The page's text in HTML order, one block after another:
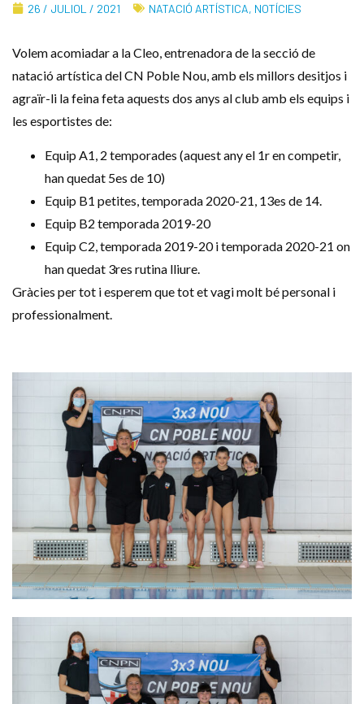
26 / JULIOL / 2021 NATACIÓ ARTÍSTICA, NOTÍCIES
Volem acomiadar a la Cleo, entrenadora de la secció de
natació artística del CN Poble Nou, amb els millors desitjos i
agraïr-li la feina feta aquests dos anys al club amb els equips i
les esportistes de:
Equip A1, 2 temporades (aquest any el 1r en competir,
han quedat 5es de 10)
Equip B1 petites, temporada 2020-21, 13es de 14.
Equip B2 temporada 2019-20
Equip C2, temporada 2019-20 i temporada 2020-21 on
han quedat 3res rutina lliure.
Gràcies per tot i esperem que tot et vagi molt bé personal i
professionalment.